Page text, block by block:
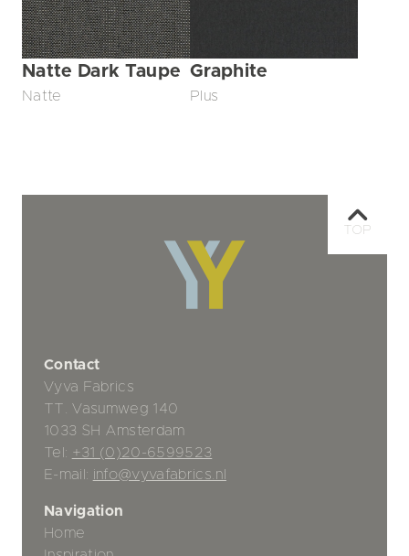
Natte Dark Taupe
Natte
Graphite
Plus
Contact
Vyva Fabrics
TT. Vasumweg 140
1033 SH Amsterdam
Tel: +31 (0)20-6599523
E-mail: info@vyvafabrics.nl
Navigation
Home
TOP